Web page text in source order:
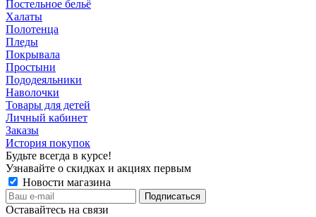
Постельное бельё
Халаты
Полотенца
Пледы
Покрывала
Простыни
Пододеяльники
Наволочки
Товары для детей
Личный кабинет
Заказы
История покупок
Будьте всегда в курсе!
Узнавайте о скидках и акциях первым
Новости магазина
Оставайтесь на связи